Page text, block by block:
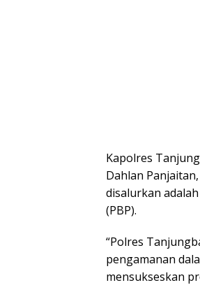
Kapolres
Dahlan
disalurkan
(PBP).
“Polres
pengamanan
mensukseskan